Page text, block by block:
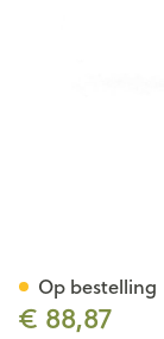
€ 88,87
Op bestelling